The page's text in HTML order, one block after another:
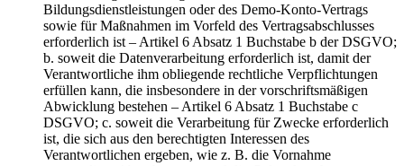
Bildungsdienstleistungen oder des Demo-Konto-Vertrags
sowie für Maßnahmen im Vorfeld des Vertragsabschlusses
erforderlich ist – Artikel 6 Absatz 1 Buchstabe b der DSGVO;
b. soweit die Datenverarbeitung erforderlich ist, damit der
Verantwortliche ihm obliegende rechtliche Verpflichtungen
erfüllen kann, die insbesondere in der vorschriftsmäßigen
Abwicklung bestehen – Artikel 6 Absatz 1 Buchstabe c
DSGVO; c. soweit die Verarbeitung für Zwecke erforderlich
ist, die sich aus den berechtigten Interessen des
Verantwortlichen ergeben, wie z. B. die Vornahme